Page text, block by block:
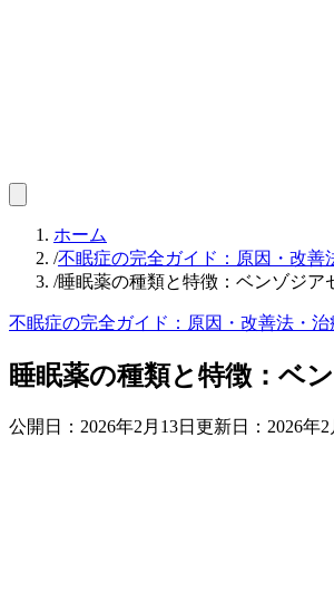
ホーム
/不眠症の完全ガイド：原因・改善
/睡眠薬の種類と特徴：ベンゾジ
不眠症の完全ガイド：原因・改善法・
睡眠薬の種類と特徴：ベ
公開日： 2026年2月13日 更新日： 2026年2